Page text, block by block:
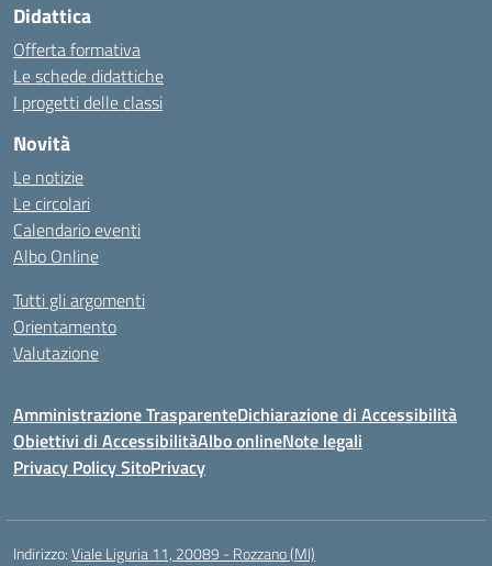
Didattica
Offerta formativa
Le schede didattiche
I progetti delle classi
Novità
Le notizie
Le circolari
Calendario eventi
Albo Online
Tutti gli argomenti
Orientamento
Valutazione
Amministrazione TrasparenteDichiarazione di Accessibilità
Obiettivi di AccessibilitàAlbo onlineNote legali
Privacy Policy SitoPrivacy
Indirizzo:Viale Liguria 11, 20089 - Rozzano (MI)